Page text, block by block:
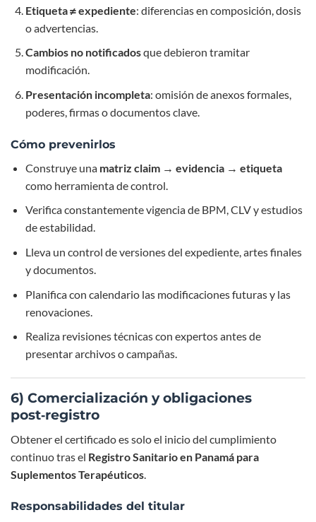
Etiqueta ≠ expediente: diferencias en composición, dosis
o advertencias.
Cambios no notificadosque debieron tramitar
modificación.
Presentación incompleta: omisión de anexos formales,
poderes, firmas o documentos clave.
Cómo prevenirlos
Construye una matriz claim → evidencia → etiqueta
como herramienta de control.
Verifica constantemente vigencia de BPM, CLV y estudios
de estabilidad.
Lleva un control de versiones del expediente, artes finales
y documentos.
Planifica con calendario las modificaciones futuras y las
renovaciones.
Realiza revisiones técnicas con expertos antes de
presentar archi­vos o campañas.
6) Comercialización y obligaciones
post‑registro
Obtener el certificado es solo el inicio del cumplimiento
continuo tras el Registro Sanitario en Panamá para
Suplementos Terapéuticos
Responsabilidades del titular